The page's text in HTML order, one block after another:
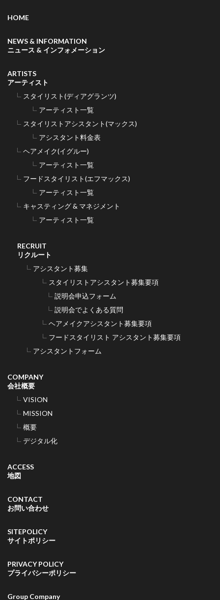
HOME
NEWS & INFORMATION
ニュース & インフォメーション
ARTISTS
アーティスト
スタイリスト(ディアグランツ)
アーティスト一覧
スタイリストアシスタント(マックス)
アシスタント料金表
ヘアメイク(イグルー)
アーティスト一覧
フードスタイリスト(エフマックス)
アーティスト一覧
キャスティング & マネジメント
アーティスト一覧
RECRUIT
リクルート
アシスタント募集
スタイリストアシスタント募集要項
説明会申込フォーム
説明会でよくある質問
ヘアメイクアシスタント募集要項
フードスタイリスト アシスタント募集要項
アシスタントフォーム
COMPANY
会社概要
VISION
MISSION
概要
デジタル化
ACCESS
地図
CONTACT
お問い合わせ
SITEPOLICY
サイトポリシー
PRIVACY POLICY
プライバシーポリシー
Group Company